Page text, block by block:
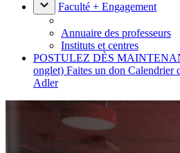
Faculté + Engagement
Annuaire des professeurs
Instituts et centres
POSTULEZ DÈS
onglet) Faites un don Calendrier
Adler